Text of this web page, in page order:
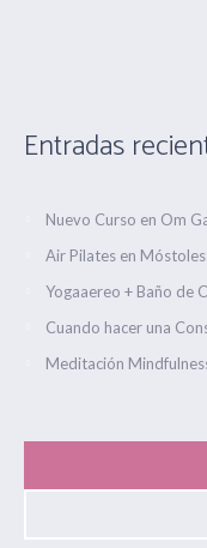
Entradas
Nuevo Curso en Om
Air Pilates en
Yogaaereo + Baño de
Cuando hacer una
Meditación